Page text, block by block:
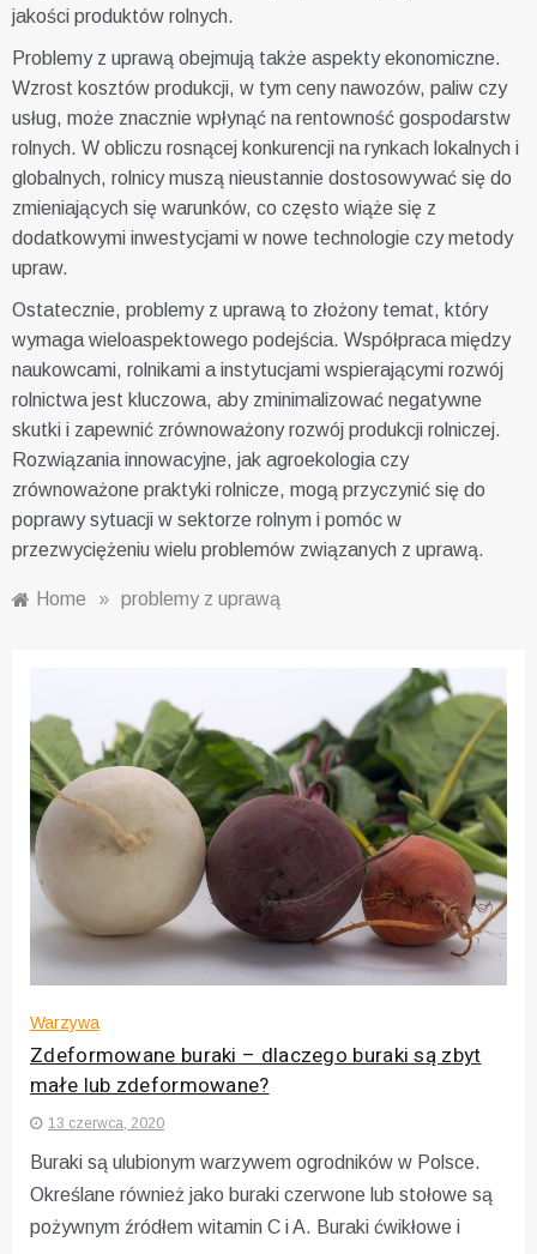
jakości produktów rolnych.
Problemy z uprawą obejmują także aspekty ekonomiczne.
Wzrost kosztów produkcji, w tym ceny nawozów, paliw czy
usług, może znacznie wpłynąć na rentowność gospodarstw
rolnych. W obliczu rosnącej konkurencji na rynkach lokalnych i
globalnych, rolnicy muszą nieustannie dostosowywać się do
zmieniających się warunków, co często wiąże się z
dodatkowymi inwestycjami w nowe technologie czy metody
upraw.
Ostatecznie, problemy z uprawą to złożony temat, który
wymaga wieloaspektowego podejścia. Współpraca między
naukowcami, rolnikami a instytucjami wspierającymi rozwój
rolnictwa jest kluczowa, aby zminimalizować negatywne
skutki i zapewnić zrównoważony rozwój produkcji rolniczej.
Rozwiązania innowacyjne, jak agroekologia czy
zrównoważone praktyki rolnicze, mogą przyczynić się do
poprawy sytuacji w sektorze rolnym i pomóc w
przezwyciężeniu wielu problemów związanych z uprawą.
Home » problemy z uprawą
Warzywa
Zdeformowane buraki – dlaczego buraki są zbyt
małe lub zdeformowane?
13 czerwca, 2020
Buraki są ulubionym warzywem ogrodników w Polsce.
Określane również jako buraki czerwone lub stołowe są
pożywnym źródłem witamin C i A. Buraki ćwikłowe i